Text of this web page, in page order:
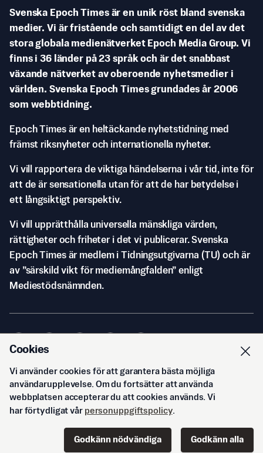
Svenska Epoch Times är en unik röst bland svenska
medier. Vi är fristående och samtidigt en del av det
stora globala medienätverket Epoch Media Group. Vi
finns i 36 länder på 23 språk och är det snabbast
växande nätverket av oberoende nyhetsmedier i
världen. Svenska Epoch Times grundades år 2006
som webbtidning.
Epoch Times är en heltäckande nyhetstidning med
främst riksnyheter och internationella nyheter.
Vi vill rapportera de viktiga händelserna i vår tid, inte för
att de är sensationella utan för att de har betydelse i
ett långsiktigt perspektiv.
Vi vill upprätthålla universella mänskliga värden,
rättigheter och friheter i det vi publicerar. Svenska
Epoch Times är medlem i Tidningsutgivarna (TU) och är
av ”särskild vikt för mediemångfalden” enligt
Mediestödsnämnden.
© Svenska Epoch Times AB2026
Cookies
Vi använder cookies för att garantera bästa möjliga
användarupplevelse. Om du fortsätter att använda
webbplatsen accepterar du att cookies används. Vi
har förtydligat vår personuppgiftspolicy.
Godkänn nödvändiga Godkänn alla